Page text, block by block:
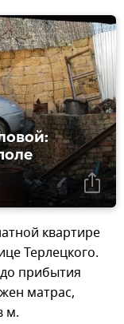
квартире
Терлецкого.
прибытия
матрас,
м.